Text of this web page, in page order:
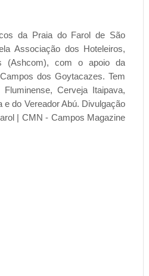
da Praia do Farol de São
Associação dos Hoteleiros,
(Ashcom), com o apoio da
dos Goytacazes. Tem
Cerveja Itaipava,
e do Vereador Abú. Divulgação
| CMN - Campos Magazine